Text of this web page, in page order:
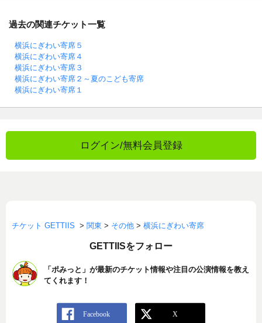
過去の関連チケット一覧
横浜にぎわい寄席５
横浜にぎわい寄席４
横浜にぎわい寄席３
横浜にぎわい寄席２～夏のこども寄席
横浜にぎわい寄席１
ログイン/無料会員登録
チケット GETTIIS > 関東 > その他 > 横浜にぎわい寄席
GETTIISをフォロー
「ポみっと」が最新のチケット情報や注目の公演情報を教え
てくれます！